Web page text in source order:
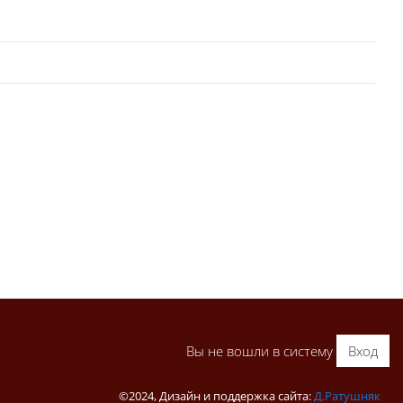
Вы не вошли в систему Вход
©2024, Дизайн и поддержка сайта:Д.Ратушняк